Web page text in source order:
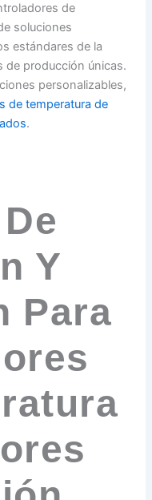
de
soluciones
estándares de la
de producción únicas.
personalizables,
de temperatura de
.
Y
Para